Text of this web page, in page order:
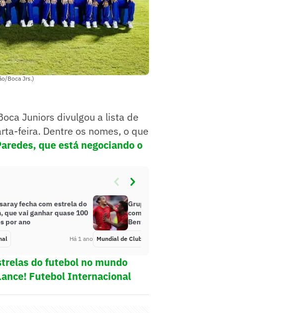
Boca Jrs.)
Juniors divulgou a lista de
feira. Dentre os nomes, o que
que está negociando o
fecha com estrela do
que vai ganhar quase 100
por ano
Há 1 ano
Grupo C do Mundial tem o Bayern
como favorito; Boca Juniors e
Benfica chegam em baixa
Mundial de Clubes
do futebol no mundo
Futebol Internacional